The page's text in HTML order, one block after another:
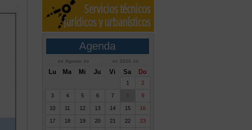
Agenda
Agosto 2026
Lu Ma Mi Ju Vi Sa Do
1 2
3 4 5 6 7 9
10 11 12 13 14 15 16
17 18 19 20 21 22 23